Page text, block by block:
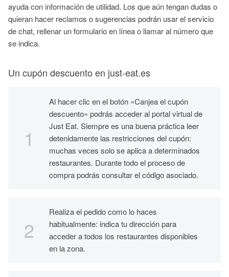
ayuda con información de utilidad. Los que aún tengan dudas o
quieran hacer reclamos o sugerencias podrán usar el servicio
de chat, rellenar un formulario en línea o llamar al número que
se indica.
Un cupón descuento en just-eat.es
Al hacer clic en el botón «Canjea el cupón
descuento» podrás acceder al portal virtual de
Just Eat. Siempre es una buena práctica leer
detenidamente las restricciones del cupón:
muchas veces solo se aplica a determinados
restaurantes. Durante todo el proceso de
compra podrás consultar el código asociado.
Realiza el pedido como lo haces
habitualmente: indica tu dirección para
acceder a todos los restaurantes disponibles
en la zona.